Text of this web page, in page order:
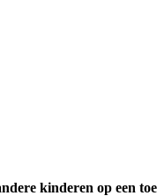
kinderen op een